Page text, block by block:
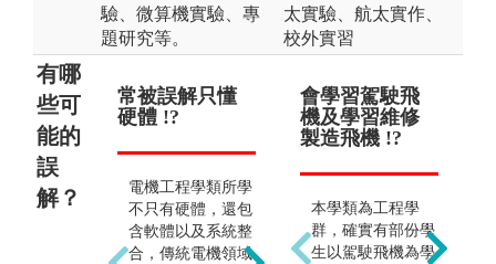
驗、微算機實驗、專
題研究等。
太實驗、航太實作、
校外實習
有哪
些可
能的
誤
解？
常被誤解只懂
硬體 !?
電機工程學類所學
不只有硬體，還包
含軟體以及系統整
合，傳統電機領域
女生不適合念
電機學類 !?
括的智慧機器人、
無人載具、AIoT雲
端監控、綠能儲
會學習駕駛飛
機及學習維修
製造飛機 !?
本學類為工程學
群，確實有部份學
生以駕駛飛機為學